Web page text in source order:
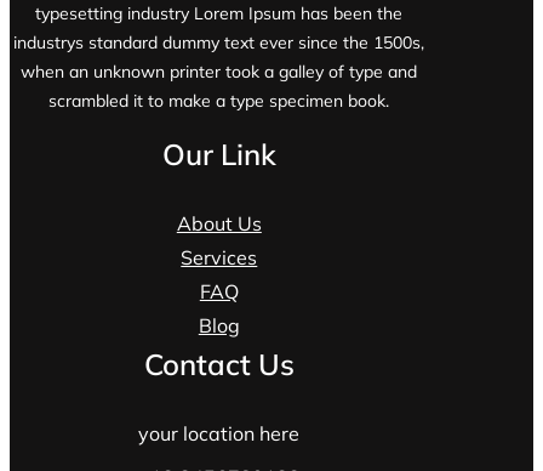
typesetting industry Lorem Ipsum has been the
industrys standard dummy text ever since the 1500s,
when an unknown printer took a galley of type and
scrambled it to make a type specimen book.
Our Link
About Us
Services
FAQ
Blog
Contact Us
your location here